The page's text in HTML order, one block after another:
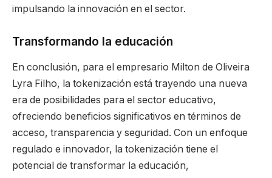
impulsando la innovación en el sector.
Transformando la educación
En conclusión, para el empresario Milton de Oliveira
Lyra Filho, la tokenización está trayendo una nueva
era de posibilidades para el sector educativo,
ofreciendo beneficios significativos en términos de
acceso, transparencia y seguridad. Con un enfoque
regulado e innovador, la tokenización tiene el
potencial de transformar la educación,